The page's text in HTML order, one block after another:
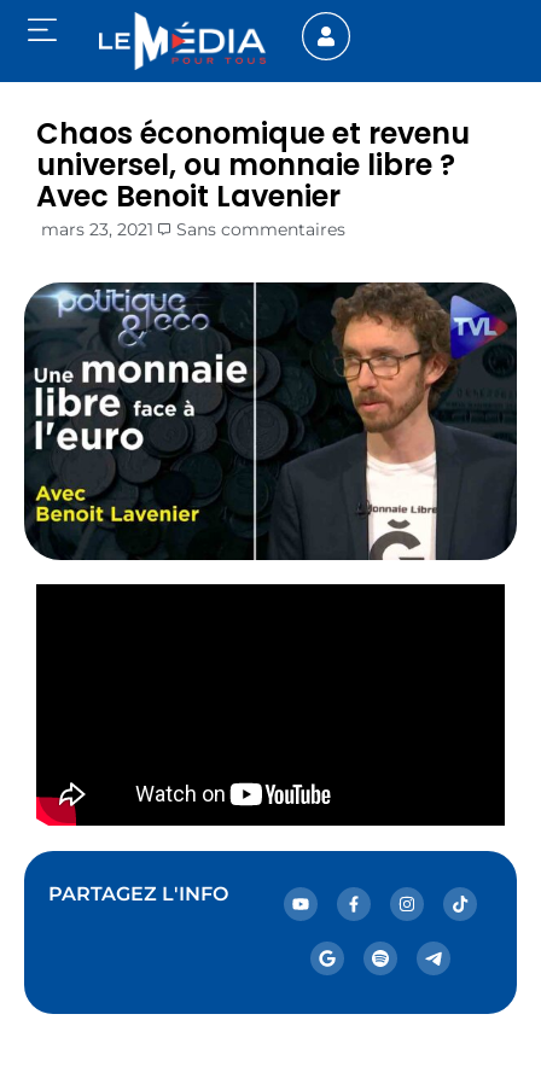
Chaos économique et revenu
universel, ou monnaie libre ?
Avec Benoit Lavenier
mars 23, 2021 Sans commentaires
PARTAGEZ L'INFO